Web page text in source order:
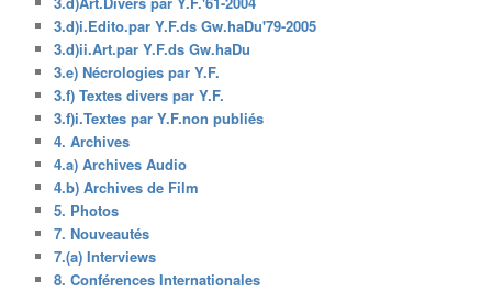
3.d)i.Edito.par Y.F.ds Gw.haDu'79-2005
3.d)ii.Art.par Y.F.ds Gw.haDu
3.e) Nécrologies par Y.F.
3.f) Textes divers par Y.F.
3.f)i.Textes par Y.F.non publiés
4. Archives
4.a) Archives Audio
4.b) Archives de Film
5. Photos
7. Nouveautés
7.(a) Interviews
8. Conférences Internationales